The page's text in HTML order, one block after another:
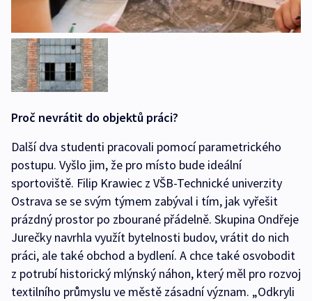
Proč nevrátit do objektů práci?
Další dva studenti pracovali pomocí parametrického
postupu. Vyšlo jim, že pro místo bude ideální
sportoviště. Filip Krawiec z VŠB-Technické univerzity
Ostrava se se svým týmem zabýval i tím, jak vyřešit
prázdný prostor po zbourané přádelně. Skupina Ondřeje
Jurečky navrhla využít bytelnosti budov, vrátit do nich
práci, ale také obchod a bydlení. A chce také osvobodit
z potrubí historický mlýnský náhon, který měl pro rozvoj
textilního průmyslu ve městě zásadní význam. „Odkryli